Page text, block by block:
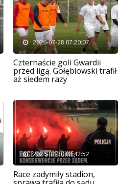
2026-07-28 07:20:07
Czternaście goli Gwardii
przed ligą. Gołębiowski trafił
aż siedem razy
2026-07-20 08:42:52
Race zadymiły stadion,